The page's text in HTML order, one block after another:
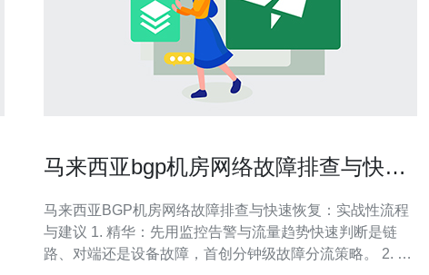
马来西亚bgp机房网络故障排查与快速
马来西亚BGP机房网络故障排查与快速恢复：实战性流程
与建议 1. 精华：先用监控告警与流量趋势快速判断是链
路、对端还是设备故障，首创分钟级故障分流策略。 2. 精